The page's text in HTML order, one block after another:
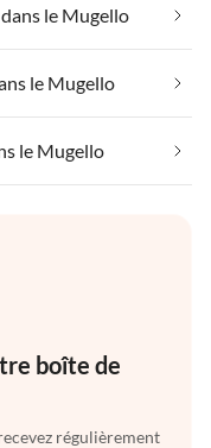
le Mugello
le Mugello
le Mugello
boîte de
régulièrement